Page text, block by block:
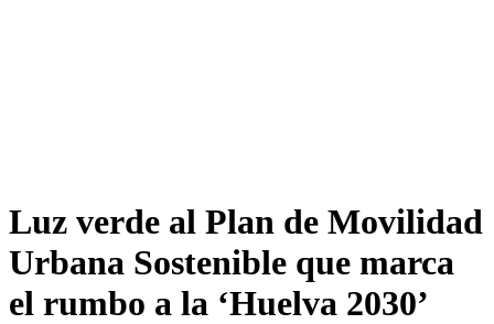
Luz verde al Plan de Movilidad
Urbana Sostenible que marca
el rumbo a la ‘Huelva 2030’